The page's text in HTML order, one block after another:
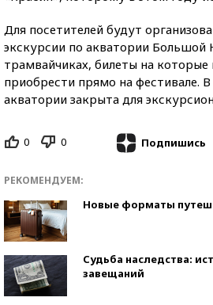
Для посетителей будут
экскурсии по акватории Большой
трамвайчиках, билеты на
приобрести прямо на фестивале.
акватории закрыта для
0 0 Подпишись
РЕКОМЕНДУЕМ:
Новые форматы
Судьба наследства:
завещаний